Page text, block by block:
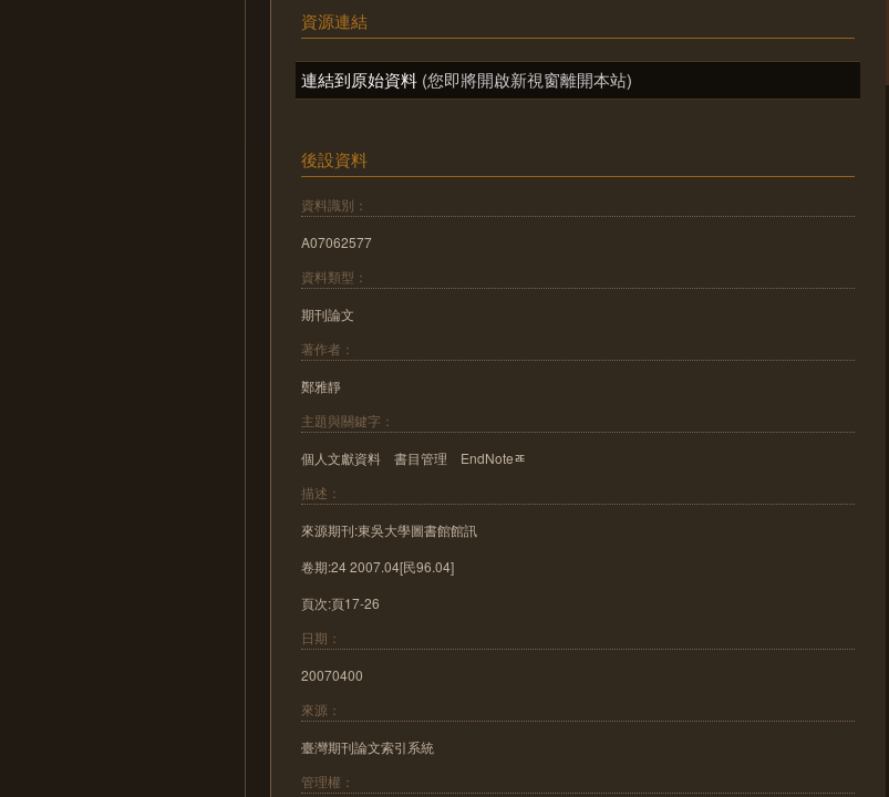
資源連結
連結到原始資料 (您即將開啟新視窗離開本站)
後設資料
資料識別：
A07062577
資料類型：
期刊論文
著作者：
鄭雅靜
主題與關鍵字：
個人文獻資料 書目管理 EndNoteﾮ
描述：
來源期刊:東吳大學圖書館館訊
卷期:24 2007.04[民96.04]
頁次:頁17-26
日期：
20070400
來源：
臺灣期刊論文索引系統
管理權：